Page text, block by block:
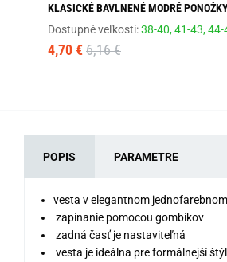
KLASICKÉ BAVLNENÉ MODRÉ
Dostupné veľkosti:38-40,41-43,44-
4,70 € 6,16 €
POPIS PARAMETRE
vesta v elegantnom
zapínanie pomocou gombíkov
zadná časť je nastaviteľná
vesta je ideálna pre formálnejší štýl